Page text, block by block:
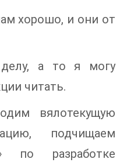
хорошо, и они от
а то я могу
читать.
вялотекущую
подчищаем
по разработке